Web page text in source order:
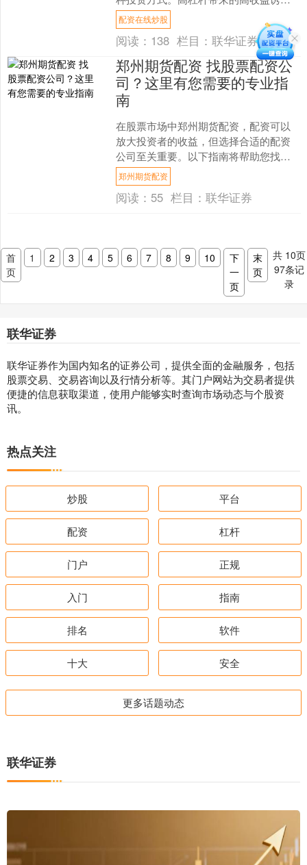
着许多投资者，但同时，它也隐藏着巨
大的风险。 炒股配资具有....
配资在线炒股
阅读： 138 栏目：联华证券门户
郑州期货配资 找股票配资公
司？这里有您需要的专业指
南
在股票市场中郑州期货配资，配资可以
放大投资者的收益，但选择合适的配资
公司至关重要。以下指南将帮助您找到
信誉良好的股票配资公司： 此外，渭南
股票配资团队由资深金融....
郑州期货配资
阅读： 55 栏目：联华证券
首
页
1 2 3 4 5 6 7 8 9 10
下
一
页
末
页
共 10页
97条记
录
联华证券
联华证券作为国内知名的证券公司，提供全面的金融服务，包括
股票交易、交易咨询以及行情分析等。其门户网站为交易者提供
便捷的信息获取渠道，使用户能够实时查询市场动态与个股资
讯。
热点关注
炒股 平台
配资 杠杆
门户 正规
入门 指南
排名 软件
十大 安全
更多话题动态
联华证券